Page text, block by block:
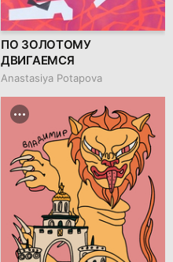
ПО ЗОЛОТОМУ
ДВИГАЕМСЯ
Anastasiya Potapova